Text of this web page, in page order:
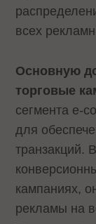
всех
Основную
торговые
сегмента e-
для
транзакций.
кампаниях,
рекламы на